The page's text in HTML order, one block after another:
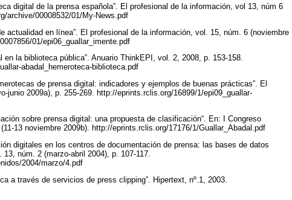
digital de la prensa española”. El profesional de la información, vol 13, núm 6
archive/00008532/01/My-News.pdf
actualidad en línea”. El profesional de la información, vol. 15, núm. 6 (noviembre
01/epi06_guallar_imente.pdf
la biblioteca pública”. Anuario ThinkEPI, vol. 2, 2008, p. 153-158.
abadal_hemeroteca-biblioteca.pdf
de prensa digital: indicadores y ejemplos de buenas prácticas”. El
junio 2009a), p. 255-269. http://eprints.rclis.org/16899/1/epi09_guallar-
sobre prensa digital: una propuesta de clasificación“. En: I Congreso
13 noviembre 2009b). http://eprints.rclis.org/17176/1/Guallar_Abadal.pdf
digitales en los centros de documentación de prensa: las bases de datos
núm. 2 (marzo-abril 2004), p. 107-117.
2004/marzo/4.pdf
a través de servicios de press clipping”. Hipertext, nº.1, 2003.